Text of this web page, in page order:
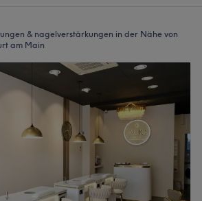
& nagelverstärkungen in der Nähe von
am Main